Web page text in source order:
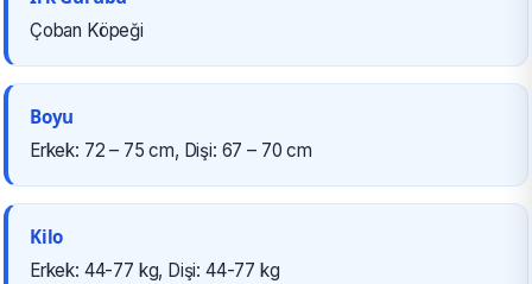
Çoban Köpeği
Boyu
Erkek: 72 – 75 cm, Dişi: 67 – 70 cm
Kilo
Erkek: 44-77 kg, Dişi: 44-77 kg